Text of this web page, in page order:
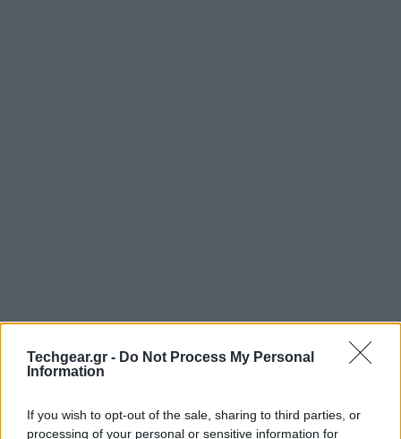
Techgear.gr - Do Not Process My Personal
Information
If you wish to opt-out of the sale, sharing to third parties, or
processing of your personal or sensitive information for